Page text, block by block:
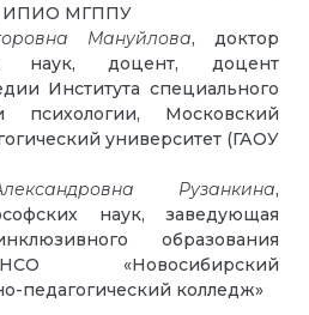
ИПИО МГППУ
Мануйлова, доктор
наук, доцент, доцент
Института специального
психологии, Московский
университет (ГАОУ
Рузанкина,
наук, заведующая
образования
«Новосибирский
педагогический колледж»